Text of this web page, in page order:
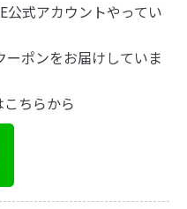
式アカウントやってい
ポンをお届けしていま
ちらから